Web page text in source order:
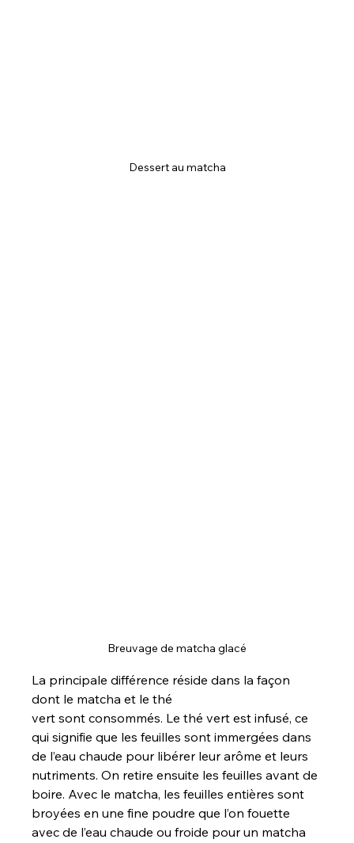
Dessert au matcha
Breuvage de matcha glacé
La principale différence réside dans la façon
dont le matcha et le thé
vert sont consommés. Le thé vert est infusé, ce
qui signifie que les feuilles sont immergées dans
de l’eau chaude pour libérer leur arôme et leurs
nutriments. On retire ensuite les feuilles avant de
boire. Avec le matcha, les feuilles entières sont
broyées en une fine poudre que l’on fouette
avec de l’eau chaude ou froide pour un matcha